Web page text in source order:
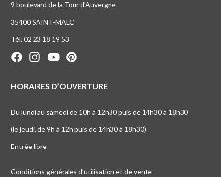
9 boulevard de la Tour d’Auvergne
35400 SAINT-MALO
Tél. 02 23 18 19 53
HORAIRES D’OUVERTURE
Du lundi au samedi de 10h à 12h30 puis de 14h30 à 18h30
(le jeudi, de 9h à 12h puis de 14h30 à 18h30)
Entrée libre
Conditions générales d’utilisation et de vente